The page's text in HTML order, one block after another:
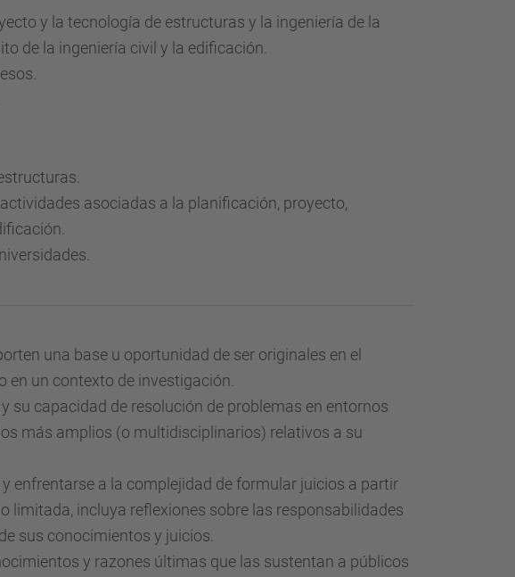
y la tecnología de estructuras y la ingeniería de la
de la ingeniería civil y la edificación.
asociadas a la planificación, proyecto,
una base u oportunidad de ser originales en el
en un contexto de investigación.
su capacidad de resolución de problemas en entornos
más amplios (o multidisciplinarios) relativos a su
enfrentarse a la complejidad de formular juicios a partir
limitada, incluya reflexiones sobre las responsabilidades
sus conocimientos y juicios.
y razones últimas que las sustentan a públicos